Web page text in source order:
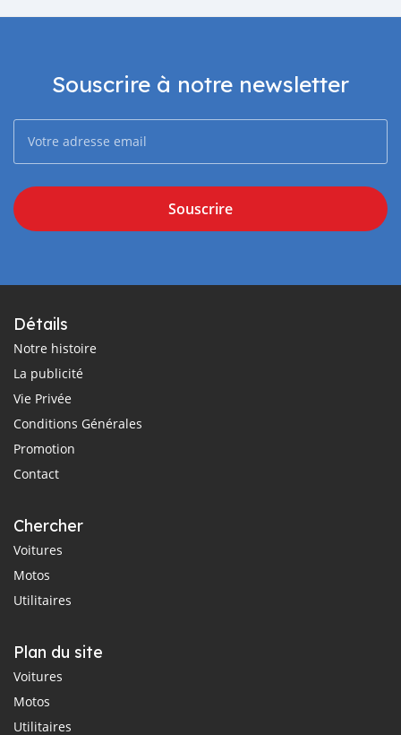
Souscrire à notre newsletter
Souscrire
Détails
Notre histoire
La publicité
Vie Privée
Conditions Générales
Promotion
Contact
Chercher
Voitures
Motos
Utilitaires
Plan du site
Voitures
Motos
Utilitaires